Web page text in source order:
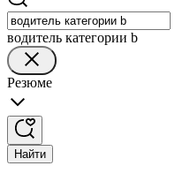
водитель категории b
Резюме
Найти